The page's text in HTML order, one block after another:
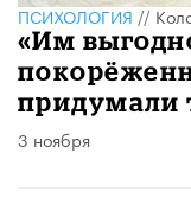
ПСИХОЛОГИЯ//
«Им
придумали
3 ноября